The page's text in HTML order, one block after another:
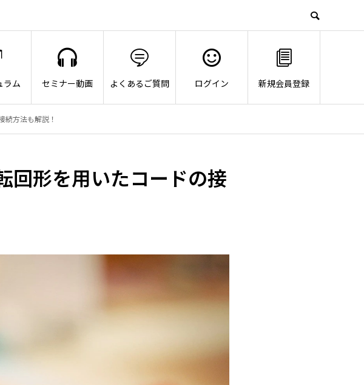
ラム セミナー動画 よくあるご質問 ログイン 新規会員登録
続方法も解説！
回形を用いたコードの接